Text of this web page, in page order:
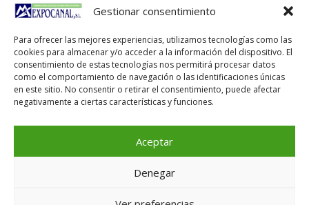
Gestionar consentimiento
Para ofrecer las mejores experiencias, utilizamos tecnologías como las
cookies para almacenar y/o acceder a la información del dispositivo. El
consentimiento de estas tecnologías nos permitirá procesar datos
como el comportamiento de navegación o las identificaciones únicas
en este sitio. No consentir o retirar el consentimiento, puede afectar
negativamente a ciertas características y funciones.
Aceptar
Denegar
Polígono el Portazgo, nave 59
50011 Zaragoza
Tel 976 24 96 83
exposicion@expocanal.es
Aviso Legal
Política de cookies